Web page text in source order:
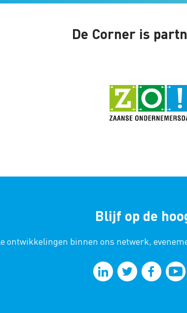
De Corner is
Blijf op de
ontwikkelingen binnen ons netwerk,